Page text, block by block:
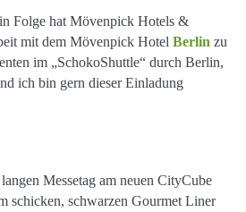
Folge hat Mövenpick Hotels &
mit dem Mövenpick Hotel Berlin zu
im „SchokoShuttle“ durch Berlin,
ich bin gern dieser Einladung
Messetag am neuen CityCube
schicken, schwarzen Gourmet Liner